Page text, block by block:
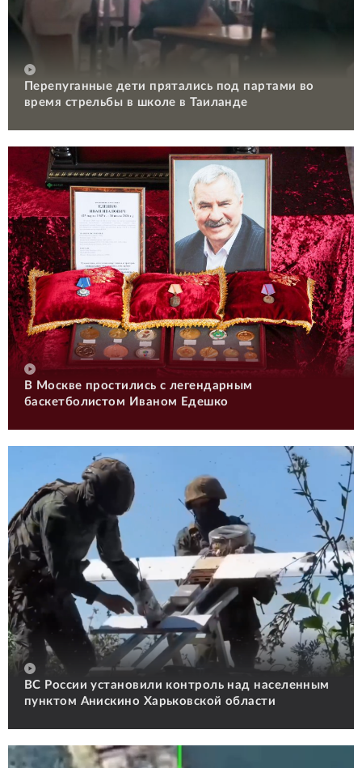
Перепуганные дети прятались под партами во
время стрельбы в школе в Таиланде
В Москве простились с легендарным
баскетболистом Иваном Едешко
ВС России установили контроль над населенным
пунктом Анискино Харьковской области